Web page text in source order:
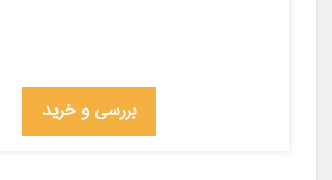
بررسی و خرید